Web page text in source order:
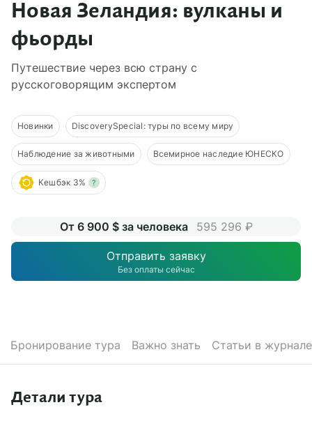
Индивидуальные
Корпоративные
О компании
Журнал
Сертификаты
Подписаться
10:00–20:00
Новая Зеландия: вулканы и
фьорды
От 6 900 $ за человека 595 296 ₽
Путешествие через всю страну с
русскоговорящим экспертом
Новинки DiscoverySpecial: туры по всему миру
Наблюдение за животными Всемирное наследие ЮНЕСКО
Кешбэк 3% ?
Отправить заявку
Без оплаты сейчас
Бронирование тура Важно знать Статьи в журнале
Детали тура